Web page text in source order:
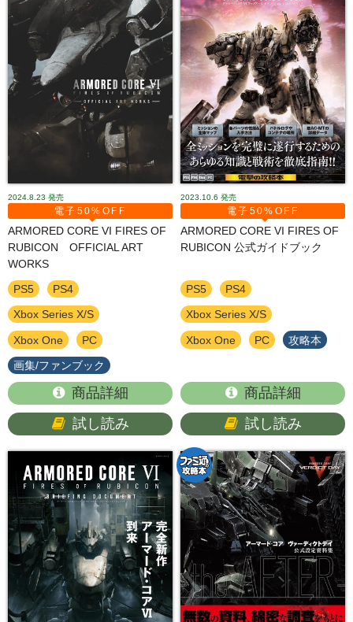
2024.8.23 発売
電子50%OFF
ARMORED CORE VI FIRES OF
RUBICON OFFICIAL ART
WORKS
PS5 PS4
Xbox Series X/S
Xbox One PC
画集/ファンブック
商品詳細
試し読み
2023.10.6 発売
電子50%OFF
ARMORED CORE VI FIRES OF
RUBICON 公式ガイドブック
PS5 PS4
Xbox Series X/S
Xbox One PC 攻略本
商品詳細
試し読み